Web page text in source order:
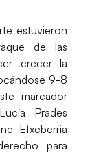
estuvieron
de las
crecer la
9-8
marcador
Lucía Prades
Etxeberria
para